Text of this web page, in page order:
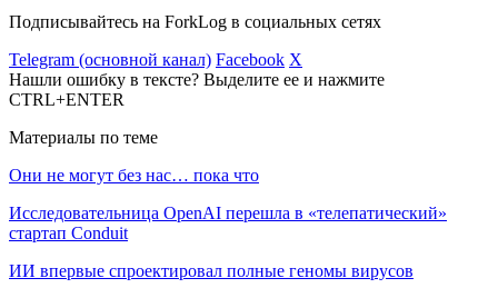
Подписывайтесь на ForkLog в социальных сетях
Telegram (основной канал) Facebook X
Нашли ошибку в тексте? Выделите ее и нажмите
CTRL+ENTER
Материалы по теме
Они не могут без нас… пока что
Исследовательница OpenAI перешла в «телепатический»
стартап Conduit
ИИ впервые спроектировал полные геномы вирусов